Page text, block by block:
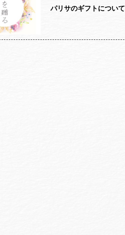
パリサのギフトについて